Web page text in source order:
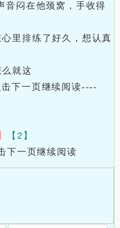
音闷在他颈窝，手收得
里排练了好久，想认真
就这
下一页继续阅读----
【2】
下一页继续阅读